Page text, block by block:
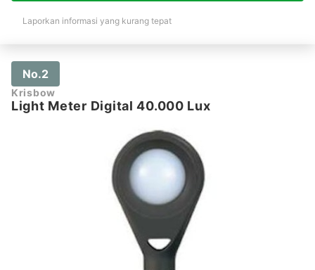
Laporkan informasi yang kurang tepat
No.2
Krisbow
Light Meter Digital 40.000 Lux